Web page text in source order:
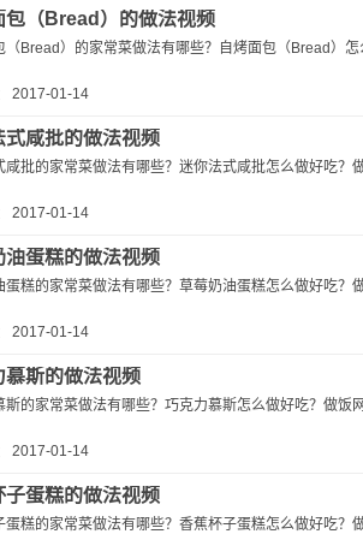
包（Bread）的做法视频
（Bread）的家常菜做法有哪些？自烤面包（Bread）
2017-01-14
式咸批的做法视频
咸批的家常菜做法有哪些？迷你法式咸批怎么做好吃
2017-01-14
油蛋糕的做法视频
蛋糕的家常菜做法有哪些？草莓奶油蛋糕怎么做好吃
2017-01-14
慕斯的做法视频
斯的家常菜做法有哪些？巧克力慕斯怎么做好吃？做
2017-01-14
子蛋糕的做法视频
蛋糕的家常菜做法有哪些？香蕉杯子蛋糕怎么做好吃